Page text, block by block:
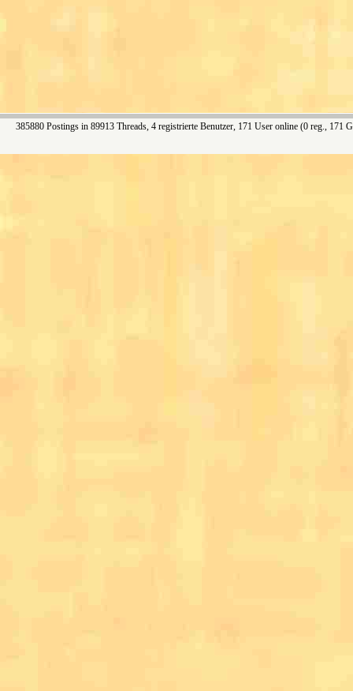
385880 Postings in 89913 Threads, 4 registrierte Benutzer, 171 User online (0 reg., 171